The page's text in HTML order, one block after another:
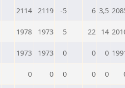
2114 2119 -5 6 3,5
1978 1973 5 22 14
1973 1973 0 0 0
0 0 0 0 0